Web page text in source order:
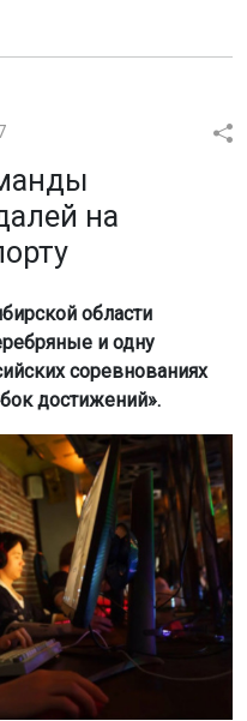
на
области
и одну
соревнованиях
достижений».